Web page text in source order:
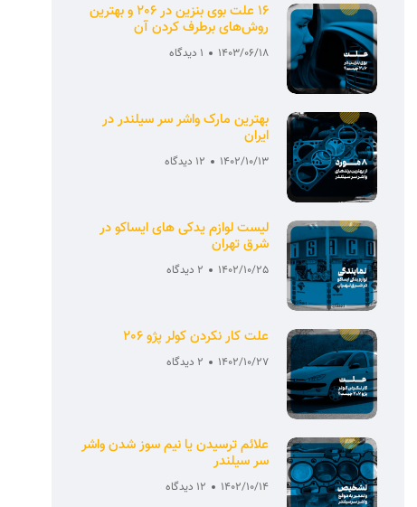
16 علت بوی بنزین در 206 و بهترین
روش‌های برطرف کردن آن
1403/06/18 1 دیدگاه
بهترین مارک واشر سر سیلندر در
ایران
1402/10/13 12 دیدگاه
لیست لوازم یدکی های ایساکو در
شرق تهران
1402/10/25 2 دیدگاه
علت کار نکردن کولر پژو 206
1402/10/27 2 دیدگاه
علائم ترسیدن یا نیم سوز شدن واشر
سر سیلندر
1402/10/14 12 دیدگاه